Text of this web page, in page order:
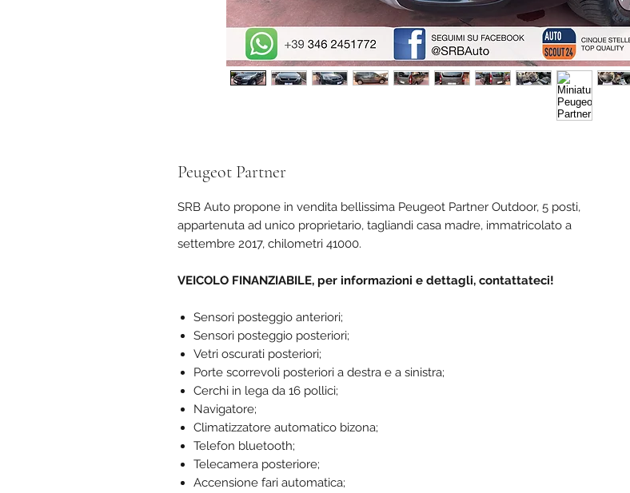
Peugeot Partner
SRB Auto propone in vendita bellissima Peugeot Partner Outdoor, 5 posti,
appartenuta ad unico proprietario, tagliandi casa madre, immatricolato a
settembre 2017, chilometri 41000.
VEICOLO FINANZIABILE, per informazioni e dettagli, contattateci!
Sensori posteggio anteriori;
Sensori posteggio posteriori;
Vetri oscurati posteriori;
Porte scorrevoli posteriori a destra e a sinistra;
Cerchi in lega da 16 pollici;
Navigatore;
Climatizzatore automatico bizona;
Telefon bluetooth;
Telecamera posteriore;
Accensione fari automatica;